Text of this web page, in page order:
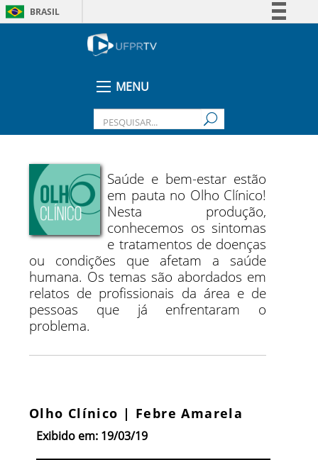
BRASIL
Legislação
MENU
Saúde e bem-estar estão
em pauta no Olho Clínico!
Nesta produção,
conhecemos os sintomas
e tratamentos de doenças
ou condições que afetam a saúde
humana. Os temas são abordados em
relatos de profissionais da área e de
pessoas que já enfrentaram o
problema.
Olho Clínico | Febre Amarela
Exibido em: 19/03/19